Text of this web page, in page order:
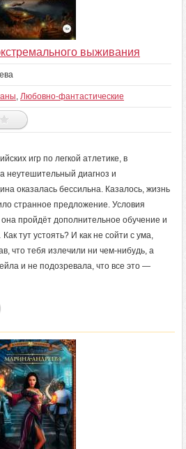
выживания
, Любовно-фантастические
игр по легкой атлетике, в
неутешительный диагноз и
оказалась бессильна. Казалось, жизнь
странное предложение. Условия
она пройдёт дополнительное обучение и
тут устоять? И как не сойти с ума,
что тебя излечили ни чем-нибудь, а
и не подозревала, что все это —